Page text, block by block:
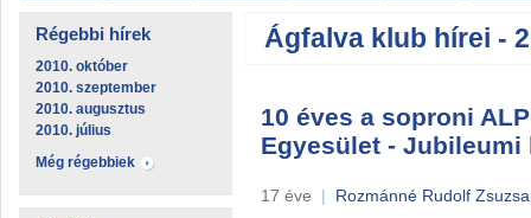
Régebbi hírek
2010. október
2010. szeptember
2010. augusztus
2010. július
Még régebbiek
Ágfalva klub hírei -
10 éves a soproni
Egyesület - Jubileumi
17 éve | Rozmánné Rudolf